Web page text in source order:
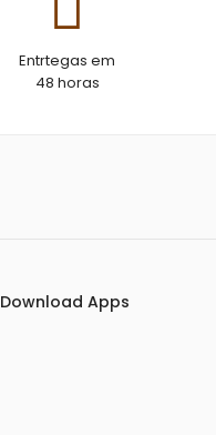
Entrtegas em
48 horas
Download Apps